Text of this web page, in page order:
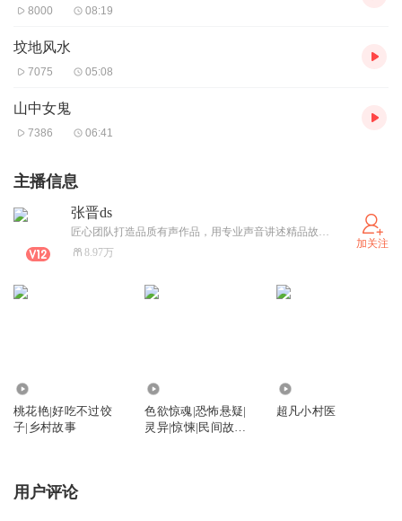
8000 08:19
坟地风水
7075 05:08
山中女鬼
7386 06:41
主播信息
张晋ds
匠心团队打造品质有声作品，用专业声音讲述精品故事，用声音陪伴每一位听友！ ——— 专注品质，声动心灵！
8.97万
加关注
桃花艳|好吃不过饺
子|乡村故事
色欲惊魂|恐怖悬疑|
灵异|惊悚|民间故事|
超凡小村医
用户评论